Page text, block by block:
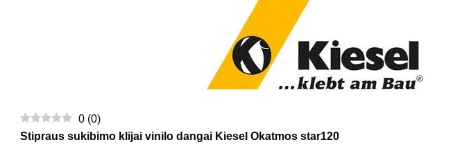
0 (0)
Stipraus sukibimo klijai vinilo dangai Kiesel Okatmos star120